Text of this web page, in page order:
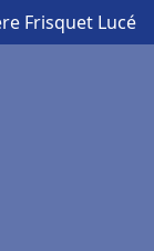
Frisquet Lucé